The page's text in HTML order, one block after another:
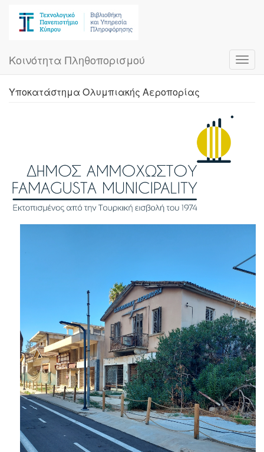
Κοινότητα Πληθοπορισμού
Υποκατάστημα Ολυμπιακής Αεροπορίας